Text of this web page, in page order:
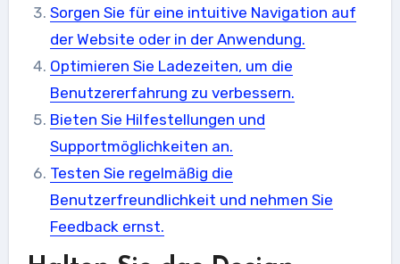
Sorgen Sie für eine intuitive Navigation auf
der Website oder in der Anwendung.
Optimieren Sie Ladezeiten, um die
Benutzererfahrung zu verbessern.
Bieten Sie Hilfestellungen und
Supportmöglichkeiten an.
Testen Sie regelmäßig die
Benutzerfreundlichkeit und nehmen Sie
Feedback ernst.